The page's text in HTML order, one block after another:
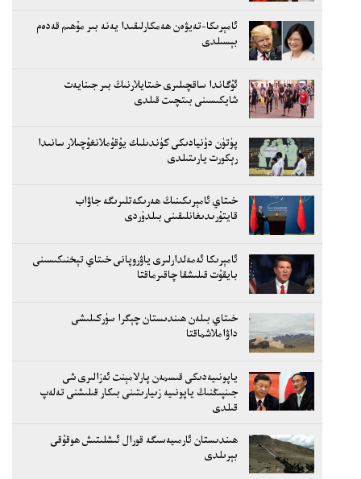
ئامېرىكا-تەيۋەن ھەمكارلىقىدا يەنە بىر مۇھىم قەدەم
بېسىلدى
ئۇگاندا ساقچىلىرى خىتايلارنىڭ بىر جىنايەت
شايكىسىنى بىتچىت قىلدى
پۈتۈن دۇنيادىكى كۈندىلىك يۇقۇملانغۇچىلار سانىدا
رېكورت يارىتىلدى
خىتاي ئامېرىكىنىڭ ھەرىكەتلىرىگە جاۋاب
قايتۇرىدىغانلىقىنى بىلدۈردى
ئامېرىكا ئەمەلدارلىرى ياۋروپانى خىتاي تېخنىكىسىنى
بايقۇت قىلىشقا چاقىرماقتا
خىتاي بىلەن ھىندىستان چېگرا سۈركىلىشى
داۋاملاشماقتا
ياپونىيەدىكى قىسمەن پارلامېنت ئەزالىرى شى
جىنپىڭنىڭ ياپونىيە زىيارىتىنى بىكار قىلىشنى تەلەپ
قىلدى
ھىندىستان ئارمىيەسىگە قورال ئىشلىتىش ھوقۇقى
بېرىلدى